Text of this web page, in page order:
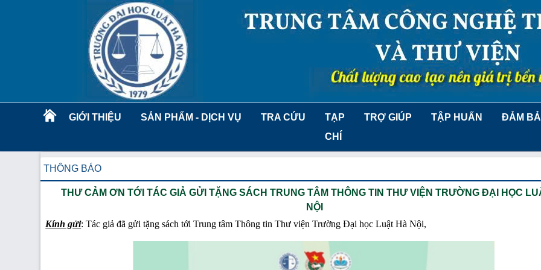
GIỚI THIỆU SẢN PHẨM - DỊCH VỤ TRA CỨU
TẠP
CHÍ
TRỢ GIÚP TẬP HUẤN ĐẢM
THÔNG BÁO
THƯ CẢM ƠN TỚI TÁC GIẢ GỬI TẶNG SÁCH TRUNG TÂM THÔNG TIN THƯ VIỆN TRƯỜNG ĐẠI HỌC
NỘI
Kính gửi: Tác giả đã gửi tặng sách tới Trung tâm Thông tin Thư viện Trường Đại học Luật Hà Nội,